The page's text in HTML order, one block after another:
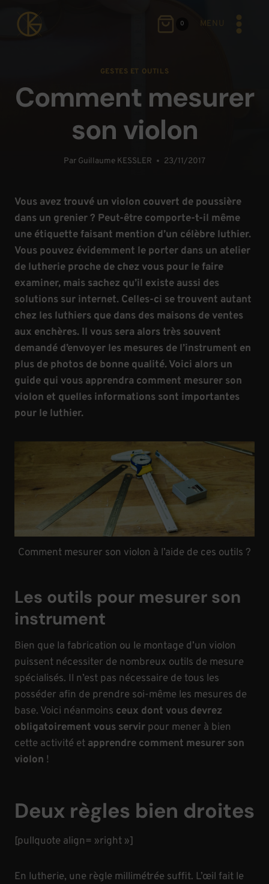
contenu
0 MENU
GESTES ET OUTILS
Comment mesurer
son violon
Par Guillaume KESSLER 23/11/2017
Vous avez trouvé un violon couvert de poussière
dans un grenier ? Peut-être comporte-t-il même
une étiquette faisant mention d’un célèbre luthier.
Vous pouvez évidemment le porter dans un atelier
de lutherie proche de chez vous pour le faire
examiner, mais sachez qu’il existe aussi des
solutions sur internet. Celles-ci se trouvent autant
chez les luthiers que dans des maisons de ventes
aux enchères. Il vous sera alors très souvent
demandé d’envoyer les mesures de l’instrument en
plus de photos de bonne qualité. Voici alors un
guide qui vous apprendra comment mesurer son
violon et quelles informations sont importantes
pour le luthier.
Comment mesurer son violon à l’aide de ces outils ?
Les outils pour mesurer son
instrument
Bien que la fabrication ou le montage d’un violon
puissent nécessiter de nombreux outils de mesure
spécialisés. Il n’est pas nécessaire de tous les
posséder afin de prendre soi-même les mesures de
base. Voici néanmoins ceux dont vous devrez
obligatoirement vous servir pour mener à bien
cette activité et apprendre comment mesurer son
violon !
Deux règles bien droites
[pullquote align= »right »]
En lutherie, une règle millimétrée suffit. L’œil fait le